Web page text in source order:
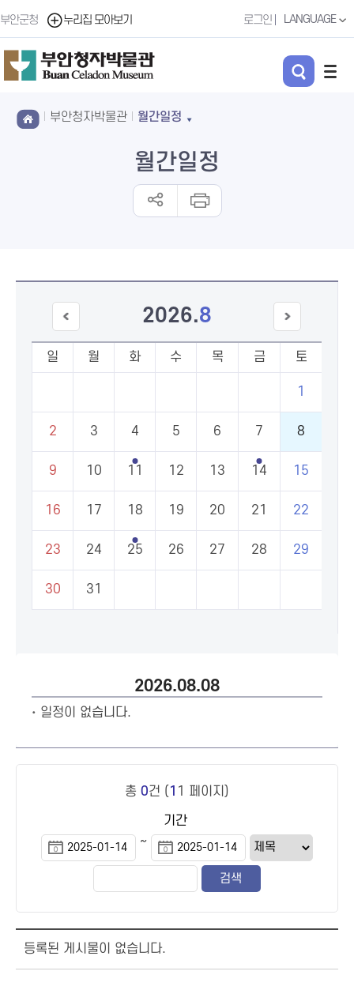
부안군청 누리집 모아보기 로그인 LANGUAGE
부안청자박물관 월간일정
월간일정
2026.8
일 월 화 수 목 금 토
1
2 3 4 5 6 7 8
9 10 11 12 13 14 15
16 17 18 19 20 21 22
23 24 25 26 27 28 29
30 31
2026.08.08
일정이 없습니다.
총 0건 ( 1 1 페이지)
기간
~
등록된 게시물이 없습니다.